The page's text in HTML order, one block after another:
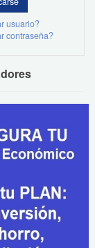
usuario?
contraseña?